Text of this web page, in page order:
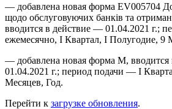
— добавлена новая форма EV005704
щодо обслуговуючих банкiв та
вводится в действие — 01.04.2021 г.;
ежемесячно, І Квартал, І Полугодие, 9
— добавлена новая форма М,
01.04.2021 г.; период подачи — І
Месяцев, Год.
Перейти к загрузке обновления.